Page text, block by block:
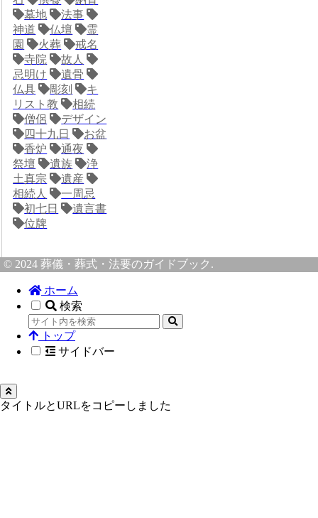
墓地
法事
神道
仏壇
霊
園
火葬
戒名
寺院
故人
忌明け
遺骨
仏具
彫刻
キ
リスト教
相続
僧侶
デザイン
四十九日
お盆
香炉
通夜
祭壇
遺族
浄
土真宗
遺産
相続人
一周忌
初七日
遺言書
位牌
© 2024 葬儀・葬式・法要のガイドブック.
ホーム
検索
トップ
サイドバー
タイトルとURLをコピーしました